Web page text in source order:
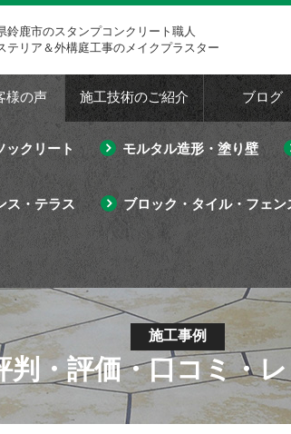
鈴鹿市のスタンプコンクリート職人
テリア＆外構庭工事のメイクプラスター
様の声 施工技術のご紹介 ブログ
ックリート モルタル造形・塗り壁
ス・テラス ブロック・タイル・フェン
施工事例
判・評価・口コミ・